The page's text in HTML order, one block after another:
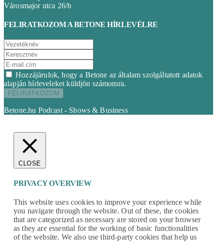
Városmajor utca 26/b
FELIRATKOZOM A BETONE HÍRLEVÉLRE
Hozzájárulok, hogy a Betone az általam szolgáltatott adatok
alapján hírleveleket küldjön számomra.
Betone.hu Podcast - Shows & Business
CLOSE
PRIVACY OVERVIEW
This website uses cookies to improve your experience while
you navigate through the website. Out of these, the cookies
that are categorized as necessary are stored on your browser
as they are essential for the working of basic functionalities
of the website. We also use third-party cookies that help us